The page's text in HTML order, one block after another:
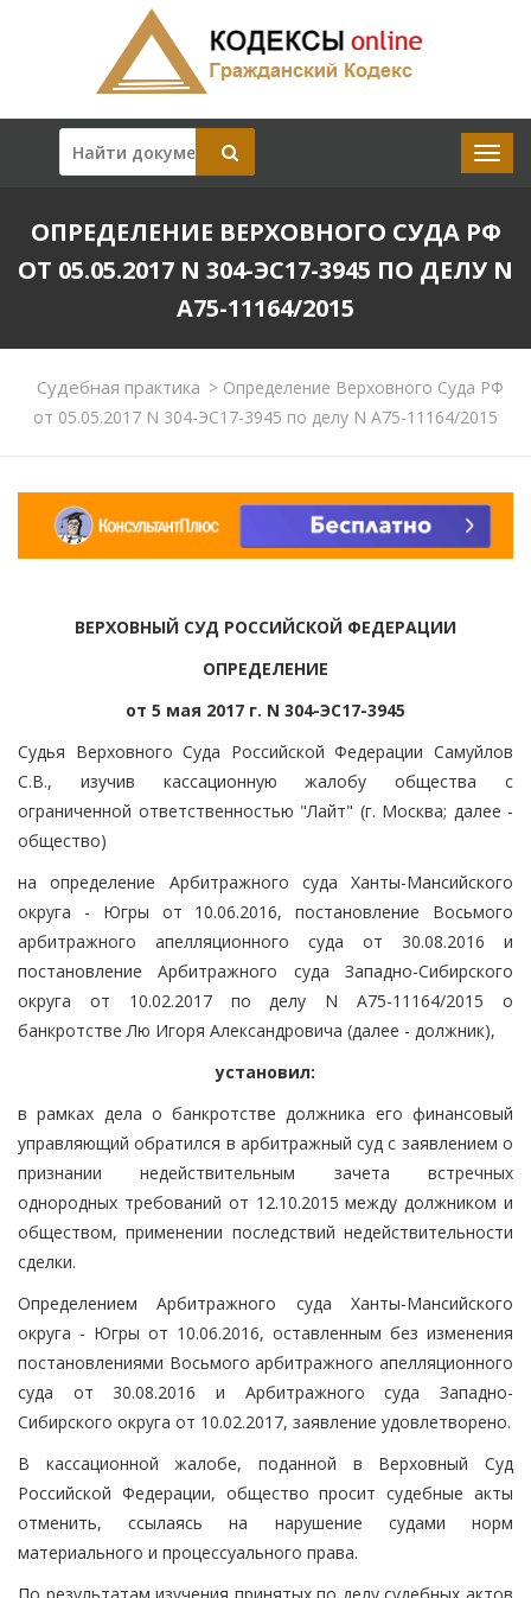
ОПРЕДЕЛЕНИЕ ВЕРХОВНОГО СУДА РФ
ОТ 05.05.2017 N 304-ЭС17-3945 ПО ДЕЛУ N
А75-11164/2015
Судебная практика >Определение Верховного Суда РФ
от 05.05.2017 N 304-ЭС17-3945 по делу N А75-11164/2015
ВЕРХОВНЫЙ СУД РОССИЙСКОЙ ФЕДЕРАЦИИ
ОПРЕДЕЛЕНИЕ
от 5 мая 2017 г. N 304-ЭС17-3945
Судья Верховного Суда Российской Федерации Самуйлов
С.В., изучив кассационную жалобу общества с
ограниченной ответственностью "Лайт" (г. Москва; далее -
общество)
на определение Арбитражного суда Ханты-Мансийского
округа - Югры от 10.06.2016, постановление Восьмого
арбитражного апелляционного суда от 30.08.2016 и
постановление Арбитражного суда Западно-Сибирского
округа от 10.02.2017 по делу N А75-11164/2015 о
банкротстве Лю Игоря Александровича (далее - должник),
установил:
в рамках дела о банкротстве должника его финансовый
управляющий обратился в арбитражный суд с заявлением о
признании недействительным зачета встречных
однородных требований от 12.10.2015 между должником и
обществом, применении последствий недействительности
сделки.
Определением Арбитражного суда Ханты-Мансийского
округа - Югры от 10.06.2016, оставленным без изменения
постановлениями Восьмого арбитражного апелляционного
суда от 30.08.2016 и Арбитражного суда Западно-
Сибирского округа от 10.02.2017, заявление удовлетворено.
В кассационной жалобе, поданной в Верховный Суд
Российской Федерации, общество просит судебные акты
отменить, ссылаясь на нарушение судами норм
материального и процессуального права.